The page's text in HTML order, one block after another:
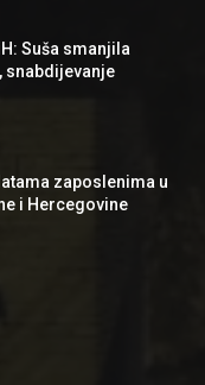
Suša smanjila
zaposlenima u
i Hercegovine